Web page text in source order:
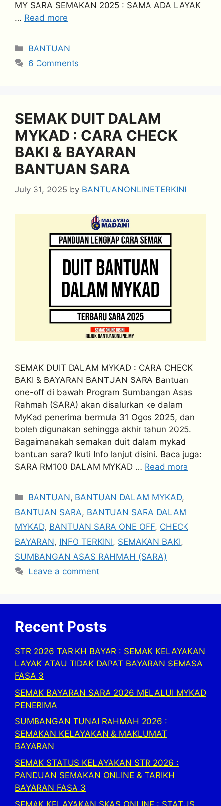
MY SARA SEMAKAN 2025 : SAMA ADA LAYAK
… Read more
Categories
BANTUAN
6 Comments
SEMAK DUIT DALAM
MYKAD : CARA CHECK
BAKI & BAYARAN
BANTUAN SARA
July 31, 2025 by BANTUANONLINETERKINI
SEMAK DUIT DALAM MYKAD : CARA CHECK
BAKI & BAYARAN BANTUAN SARA Bantuan
one-off di bawah Program Sumbangan Asas
Rahmah (SARA) akan disalurkan ke dalam
MyKad penerima bermula 31 Ogos 2025, dan
boleh digunakan sehingga akhir tahun 2025.
Bagaimanakah semakan duit dalam mykad
bantuan sara? Ikuti Info lanjut disini. Baca juga:
SARA RM100 DALAM MYKAD … Read more
Categories
BANTUAN, BANTUAN DALAM MYKAD,
BANTUAN SARA, BANTUAN SARA DALAM
MYKAD, BANTUAN SARA ONE OFF, CHECK
BAYARAN, INFO TERKINI, SEMAKAN BAKI,
SUMBANGAN ASAS RAHMAH (SARA)
Leave a comment
Recent Posts
STR 2026 TARIKH BAYAR : SEMAK KELAYAKAN
LAYAK ATAU TIDAK DAPAT BAYARAN SEMASA
FASA 3
SEMAK BAYARAN SARA 2026 MELALUI MYKAD
PENERIMA
SUMBANGAN TUNAI RAHMAH 2026 :
SEMAKAN KELAYAKAN & MAKLUMAT
BAYARAN
SEMAK STATUS KELAYAKAN STR 2026 :
PANDUAN SEMAKAN ONLINE & TARIKH
BAYARAN FASA 3